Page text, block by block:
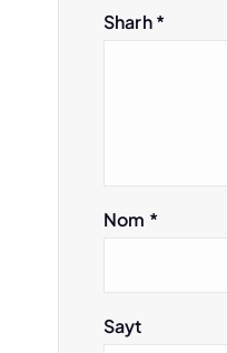
Sharh*
Nom *
Sayt